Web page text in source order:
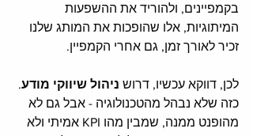
בקמפיינים, ולהוריד את ההשפעות
המיתוגיות, אלו שהופכות את המותג שלנו
זכיר לאורך זמן, גם אחרי הקמפיין.
לכן, דווקא עכשיו, דרוש ניהול שיווקי מודע.
כזה שלא נבהל מהטכנולוגיה - אבל גם לא
מהופנט ממנה, שמבין מהו KPI אמיתי ולא